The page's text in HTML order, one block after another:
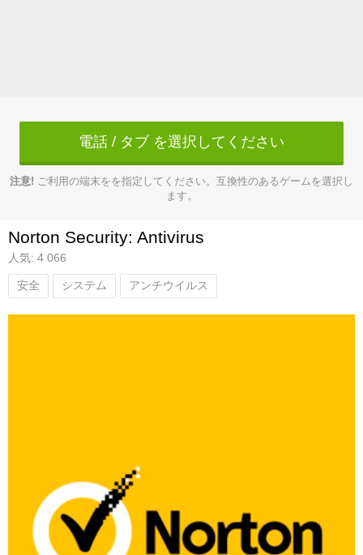
電話 / タブ を選択してください
注意! ご利用の端末をを指定してください。互換性のあるゲームを選択し
ます。
Norton Security: Antivirus
人気: 4 066
安全 システム アンチウイルス